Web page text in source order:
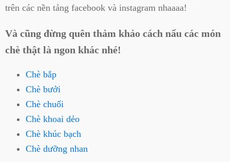
trên các nền tảng facebook và instagram nhaaaa!
Và cũng đừng quên thảm khảo cách nấu các món
chè thật là ngon khác nhé!
Chè bắp
Chè bưởi
Chè chuối
Chè khoai dẻo
Chè khúc bạch
Chè dưỡng nhan